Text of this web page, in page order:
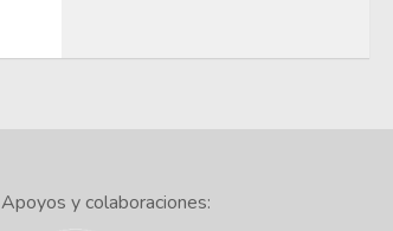
Apoyos y colaboraciones: